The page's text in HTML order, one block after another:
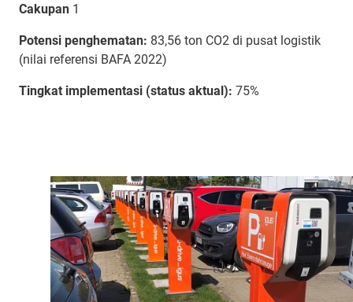
Cakupan 1
Potensi penghematan: 83,56 ton CO2 di pusat logistik
(nilai referensi BAFA 2022)
Tingkat implementasi (status aktual): 75%